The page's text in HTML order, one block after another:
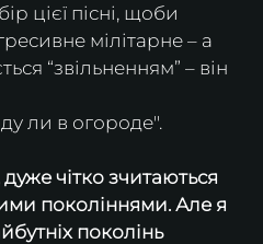
цієї пісні, щоби
мілітарне – а
“звільненням” – він
ли в огороде".
дуже чітко зчитаються
поколіннями. Але я
поколінь